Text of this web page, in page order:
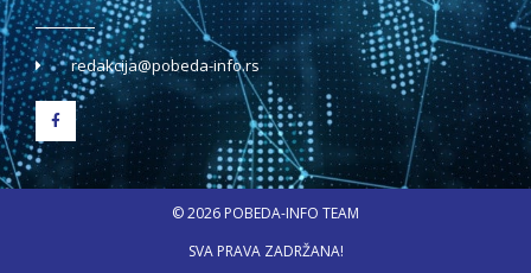
redakcija@pobeda-info.rs
© 2026 POBEDA-INFO TEAM
SVA PRAVA ZADRŽANA!